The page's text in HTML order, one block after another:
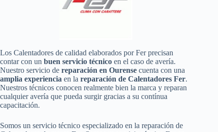
Los Calentadores de calidad elaborados por Fer precisan
contar con un buen servicio técnico en el caso de avería.
Nuestro servicio de reparación en Ourense cuenta con una
amplia experiencia en la reparación de Calentadores Fer.
Nuestros técnicos conocen realmente bien la marca y reparan
cualquier avería que pueda surgir gracias a su contínua
capacitación.
Somos un servicio técnico especializado en la reparación de